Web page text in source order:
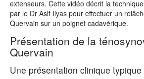
extenseurs. Cette vidéo décrit la
par le Dr Asif Ilyas pour effectuer un
Quervain sur un poignet cadavérique.
Présentation de la
Quervain
Une présentation clinique typique